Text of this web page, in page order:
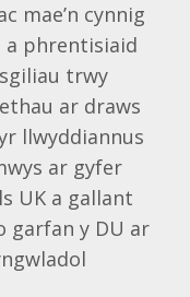
mae’n cynnig
a phrentisiaid
trwy
ar draws
llwyddiannus
ar gyfer
UK a gallant
garfan y DU ar